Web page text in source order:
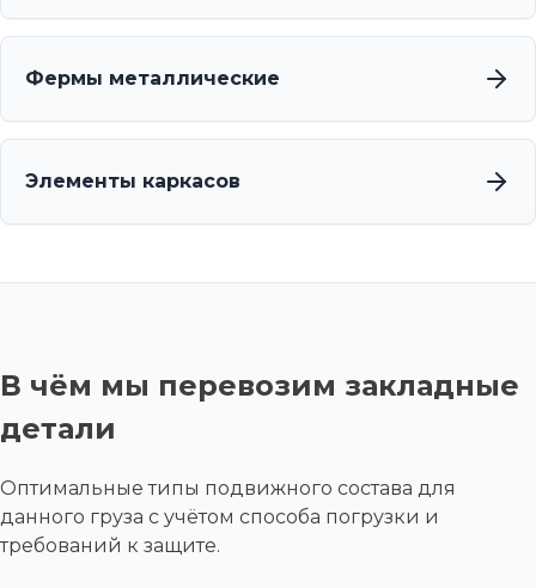
Фермы металлические
Элементы каркасов
В чём мы перевозим закладные
детали
Оптимальные типы подвижного состава для
данного груза с учётом способа погрузки и
требований к защите.